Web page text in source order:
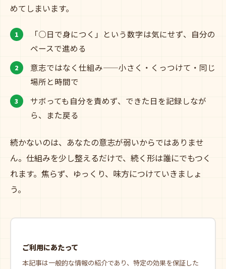
めてしまいます。
「○日で身につく」という数字は気にせず、自分の
ペースで進める
意志ではなく仕組み——小さく・くっつけて・同じ
場所と時間で
サボっても自分を責めず、できた日を記録しなが
ら、また戻る
続かないのは、あなたの意志が弱いからではありませ
ん。仕組みを少し整えるだけで、続く形は誰にでもつく
れます。焦らず、ゆっくり、味方につけていきましょ
う。
ご利用にあたって
本記事は一般的な情報の紹介であり、特定の効果を保証した